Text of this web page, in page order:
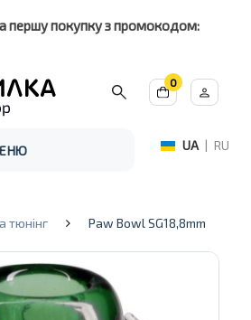
першу покупку з промокодом:
0
UA | RU
тюнінг Paw Bowl SG18,8mm